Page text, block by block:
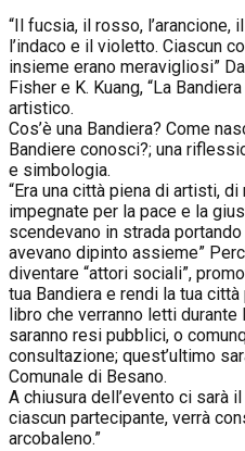
“Il fucsia, il rosso, l’arancione,
l’indaco e il violetto. Ciascun
insieme erano meravigliosi”
Fisher e K. Kuang, “La
artistico.
Cos’è una Bandiera? Come
Bandiere conosci?; una
e simbologia.
“Era una città piena di artisti,
impegnate per la pace e la
scendevano in strada
avevano dipinto assieme”
diventare “attori sociali”,
tua Bandiera e rendi la tua
libro che verranno letti
saranno resi pubblici, o
consultazione; quest’ultimo
Comunale di Besano.
A chiusura dell’evento ci sarà
ciascun partecipante, verrà
arcobaleno.”